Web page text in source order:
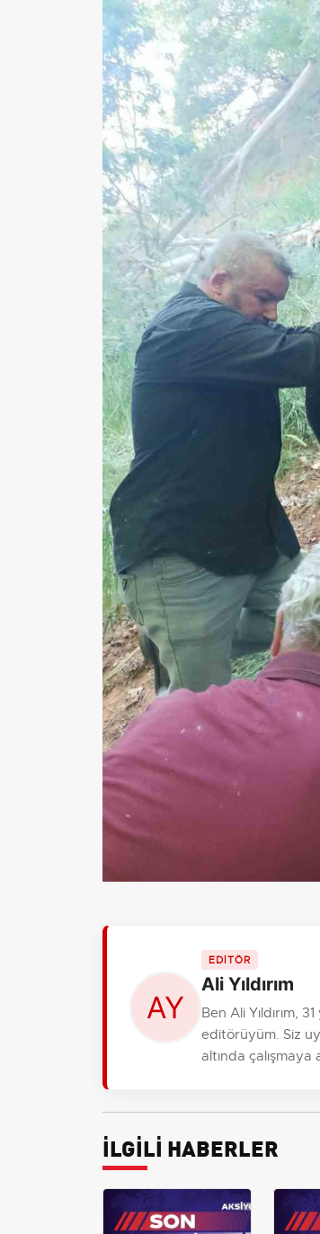
EDİTÖR
Ali Yıldırım
Ben Ali Yıldırım,
editörüyüm. Siz
altında çalışmaya
İLGİLİ HABERLER